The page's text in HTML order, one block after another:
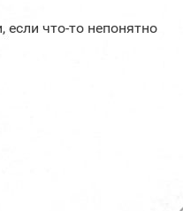
что-то непонятно